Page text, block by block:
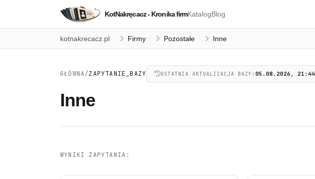
KotNakręcacz - Kronika firmKatalogBlog
kotnakrecacz.pl Firmy Pozostałe Inne
GŁÓWNA/ZAPYTANIE_BAZY OSTATNIA AKTUALIZACJA BAZY:05.08.2026, 21:44
Inne
WYNIKI ZAPYTANIA: